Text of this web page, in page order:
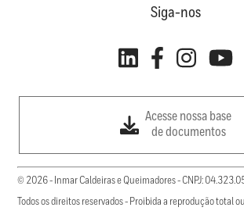
Siga-nos
Acesse nossa base
de documentos
© 2026 - Inmar Caldeiras e Queimadores - CNPJ:
Todos os direitos reservados - Proibida a reprodução total